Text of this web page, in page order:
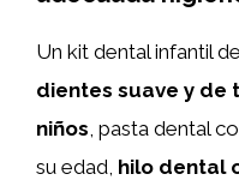
Un kit dental infantil
dientes suave y de
niños, pasta dental
su edad, hilo dental